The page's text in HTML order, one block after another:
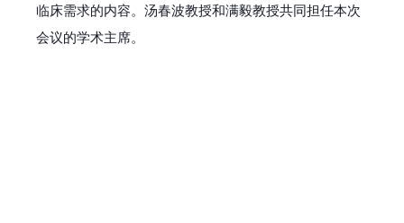
临床需求的内容。汤春波教授和满毅教授共同担任本次
会议的学术主席。